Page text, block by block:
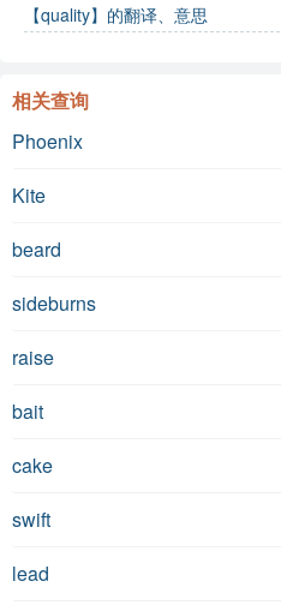
【quality】的翻译、意思
相关查询
Phoenix
Kite
beard
sideburns
raise
bait
cake
swift
lead